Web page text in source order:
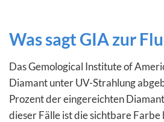
Was sagt GIA zur
Das Gemological Institute of
Diamant unter UV-Strahlung
Prozent der eingereichten
dieser Fälle ist die sichtbare Farbe